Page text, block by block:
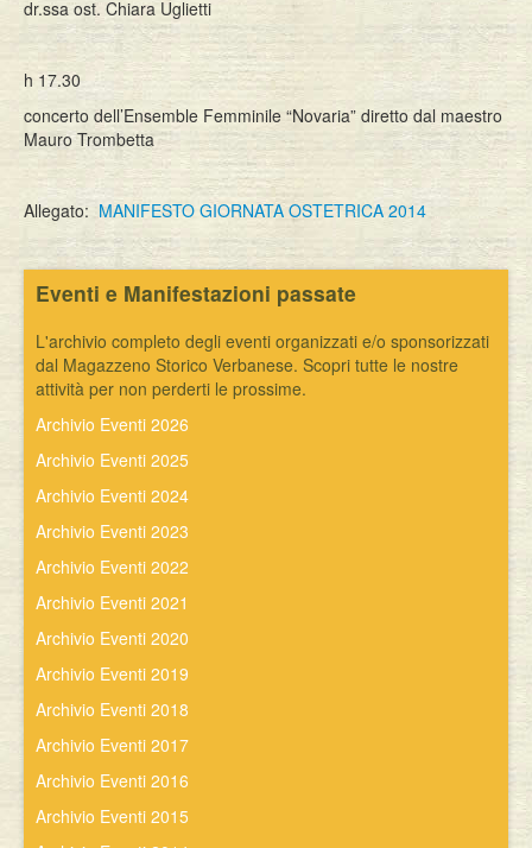
dr.ssa ost. Chiara Uglietti
h 17.30
concerto dell’Ensemble Femminile “Novaria” diretto dal maestro
Mauro Trombetta
Allegato: MANIFESTO GIORNATA OSTETRICA 2014
Eventi e Manifestazioni passate
L'archivio completo degli eventi organizzati e/o sponsorizzati
dal Magazzeno Storico Verbanese. Scopri tutte le nostre
attività per non perderti le prossime.
Archivio Eventi 2026
Archivio Eventi 2025
Archivio Eventi 2024
Archivio Eventi 2023
Archivio Eventi 2022
Archivio Eventi 2021
Archivio Eventi 2020
Archivio Eventi 2019
Archivio Eventi 2018
Archivio Eventi 2017
Archivio Eventi 2016
Archivio Eventi 2015